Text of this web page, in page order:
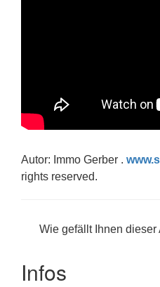
Autor: Immo Gerber .
rights reserved.
Wie gefällt Ihnen dieser
Infos